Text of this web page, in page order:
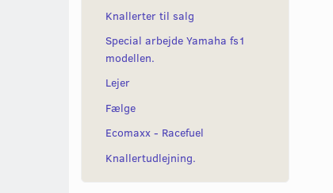
Knallerter til salg
Special arbejde Yamaha fs1
modellen.
Lejer
Fælge
Ecomaxx - Racefuel
Knallertudlejning.